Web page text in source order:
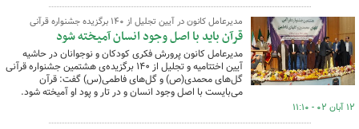
مدیرعامل کانون در آیین تجلیل از ۱۴۰ برگزیده جشنواره قرآنی
قرآن باید با اصل وجود انسان آمیخته شود
مدیرعامل کانون پرورش فکری کودکان و نوجوانان در حاشیه
آیین اختتامیه و تجلیل از ۱۴۰ برگزیده‌ی هشتمین جشنواره قرآنی
گل‌های محمدی(ص) و گل‌های فاطمی(س) گفت: قرآن
می‌بایست با اصل وجود انسان و در تار و پود او آمیخته شود.
۱۲ آبان ۰۲ - ۱۱:۱۰